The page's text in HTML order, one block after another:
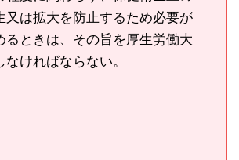
又は拡大を防止するため必要が
るときは、その旨を厚生労働大
なければならない。